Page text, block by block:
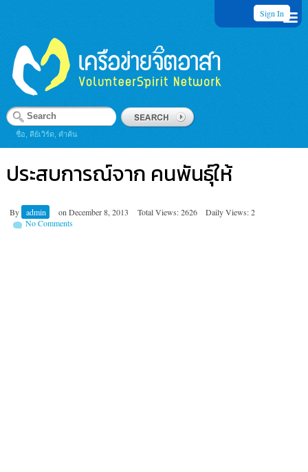
Sign In
ชื่อ, คีย์เวิร์ด, คำค้น
ประสบการณ์จาก คนพันธุ์ให้
By admin on December 8, 2013 Total Views: 2626
Daily Views: 2
No Comments